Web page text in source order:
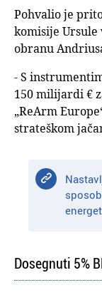
Pohvalio je
komisije Ursule
obranu
- S
150 milijardi €
„ReArm
strateškom
Dosegnuti 5%